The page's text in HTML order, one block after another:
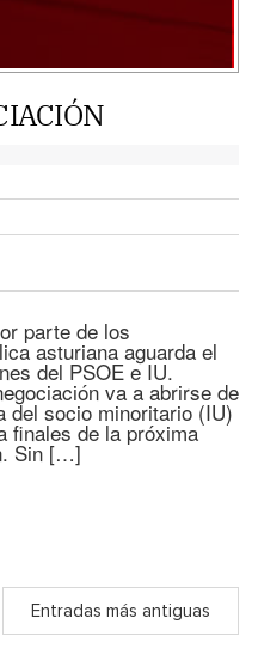
parte de los
asturiana aguarda el
del PSOE e IU.
va a abrirse de
del socio minoritario (IU)
finales de la próxima
Sin […]
Entradas más antiguas